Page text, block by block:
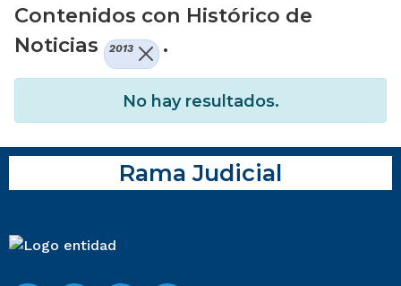
Contenidos con Histórico de
Noticias
2013 .
No hay resultados.
Rama Judicial